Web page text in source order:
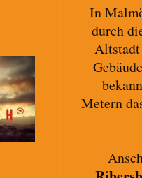
In
durch
Metern